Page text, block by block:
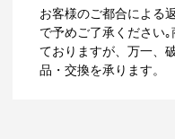
お客様のご都合による
で予めご了承ください
ておりますが、万一、
品・交換を承ります。